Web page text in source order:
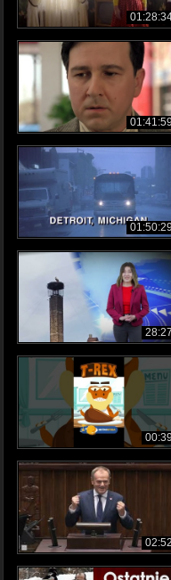
01:41:59
01:50:29
28:27
00:39
02:52